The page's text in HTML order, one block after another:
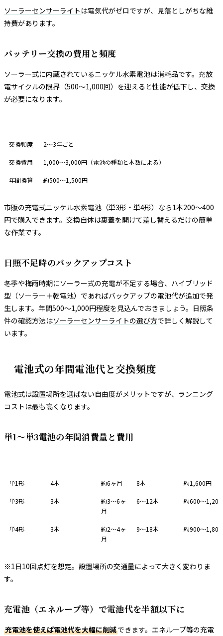
ソーラーセンサーライト は電気代がゼロですが、見落としがちな維
持費があります。
バッテリー交換の費用と頻度
ソーラー式に内蔵されているニッケル水素電池は消耗品です。充放
電サイクルの限界（500〜1,000回）を迎えると性能が低下し、交換
が必要になります。
交換頻度 2〜3年ごと
交換費用 1,000〜3,000円（電池の種類と本数による）
年間換算 約500〜1,500円
市販の充電式ニッケル水素電池（単3形・単4形）なら1本200〜400
円で購入できます。交換自体は裏蓋を開けて差し替えるだけの簡単
な作業です。
日照不足時のバックアップコスト
冬季や梅雨時期にソーラー式の充電が不足する場合、ハイブリッド
型（ソーラー＋乾電池）であればバックアップの電池代が追加で発
生します。年間500〜1,000円程度を見込んでおきましょう。日照条
件の確認方法はソーラーセンサーライトの選び方で詳しく解説して
います。
電池式の年間電池代と交換頻度
電池式は設置場所を選ばない自由度がメリットですが、ランニング
コストは最も高くなります。
単1〜単3電池の年間消費量と費用
単1形 4本 約6ヶ月 8本 約1,600円
単3形 3本
約3〜6ヶ
月
6〜12本 約600〜
単4形 3本
約2〜4ヶ
月
9〜18本 約900〜
※1日10回点灯を想定。設置場所の交通量によって大きく変わりま
す。
充電池（エネループ等）で電池代を半額以下に
充電池を使えば電池代を大幅に削減できます。エネループ等の充電